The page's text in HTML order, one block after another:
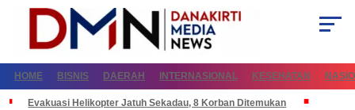
HOME BISNIS DAERAH INTERNASIONAL KESEHATAN
Evakuasi Helikopter Jatuh Sekadau, 8 Korban Ditemukan